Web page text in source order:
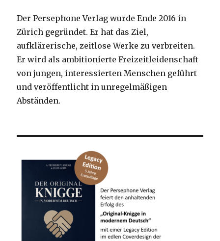
Der Persephone Verlag wurde Ende 2016 in
Zürich gegründet. Er hat das Ziel,
aufklärerische, zeitlose Werke zu verbreiten.
Er wird als ambitionierte Freizeitleidenschaft
von jungen, interessierten Menschen geführt
und veröffentlicht in unregelmäßigen
Abständen.